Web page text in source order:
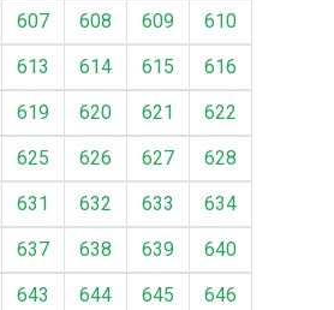
607 608 609
610
613 614 615
616
619 620 621
622
625 626 627
628
631 632 633
634
637 638 639
640
643 644 645
646